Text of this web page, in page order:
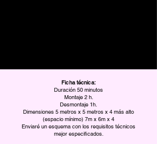
Ficha técnica:
Duración 50 minutos
Montaje 2 h.
Desmontaje 1h.
Dimensiones 5 metros x 5 metros x 4 más alto
(espacio mínimo) 7m x 6m x 4
Enviaré un esquema con los requisitos técnicos
mejor especificados.